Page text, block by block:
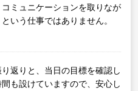
ミュニケーションを取りなが
いう仕事ではありません。
返りと、当日の目標を確認し
も設けていますので、安心し